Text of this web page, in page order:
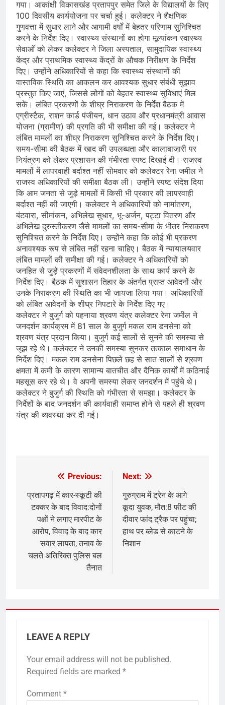
गया। आकांक्षी विकासखंड प्रतापपुर समेत जिले के विद्यालयों के लिए
100 दिवसीय कार्ययोजना पर चर्चा हुई। कलेक्टर ने शैक्षणिक
गुणवत्ता में सुधार लाने और आगामी वर्षों में बेहतर परिणाम सुनिश्चित
करने के निर्देश दिए। स्वास्थ्य संस्थानों का होगा मूल्यांकन स्वास्थ्य
सेवाओं को लेकर कलेक्टर ने जिला अस्पताल, सामुदायिक स्वास्थ्य
केंद्र और प्राथमिक स्वास्थ्य केंद्रों के औचक निरीक्षण के निर्देश
दिए। उन्होंने अधिकारियों से कहा कि स्वास्थ्य संस्थानों की
वास्तविक स्थिति का आकलन कर आवश्यक सुधार संबंधी सुझाव
प्रस्तुत किए जाएं, जिससे लोगों को बेहतर स्वास्थ्य सुविधाएं मिल
सकें। लंबित प्रकरणों के शीघ्र निराकरण के निर्देश बैठक में
एग्रीस्टैक, राशन कार्ड पंजीयन, धान उठाव और प्रधानमंत्री आवास
योजना (ग्रामीण) की प्रगति की भी समीक्षा की गई। कलेक्टर ने
लंबित मामलों का शीघ्र निराकरण सुनिश्चित करने के निर्देश दिए।
समय-सीमा की बैठक में खाद की उपलब्धता और कालाबाजारी पर
नियंत्रण को लेकर प्रशासन की गंभीरता स्पष्ट दिखाई दी। राजस्व
मामलों में लापरवाही बर्दाश्त नहीं सोमवार को कलेक्टर रेना जमील ने
राजस्व अधिकारियों की समीक्षा बैठक ली। उन्होंने स्पष्ट संदेश दिया
कि आम जनता से जुड़े मामलों में किसी भी प्रकार की लापरवाही
बर्दाश्त नहीं की जाएगी। कलेक्टर ने अधिकारियों को नामांतरण,
बंटवारा, सीमांकन, अभिलेख सुधार, भू-अर्जन, पट्टा वितरण और
अभिलेख दुरुस्तीकरण जैसे मामलों का समय-सीमा के भीतर निराकरण
सुनिश्चित करने के निर्देश दिए। उन्होंने कहा कि कोई भी प्रकरण
अनावश्यक रूप से लंबित नहीं रहना चाहिए। बैठक में न्यायालयवार
लंबित मामलों की समीक्षा की गई। कलेक्टर ने अधिकारियों को
जनहित से जुड़े प्रकरणों में संवेदनशीलता के साथ कार्य करने के
निर्देश दिए। बैठक में सुशासन तिहार के अंतर्गत प्राप्त आवेदनों और
उनके निराकरण की स्थिति का भी जायजा लिया गया। अधिकारियों
को लंबित आवेदनों के शीघ्र निपटारे के निर्देश दिए गए।
कलेक्टर ने बुजुर्ग को पहनाया श्रवण यंत्र कलेक्टर रेना जमील ने
जनदर्शन कार्यक्रम में 81 साल के बुजुर्ग मकल राम डनसेना को
श्रवण यंत्र प्रदान किया। बुजुर्ग कई सालों से सुनने की समस्या से
जूझ रहे थे। कलेक्टर ने उनकी समस्या सुनकर तत्काल समाधान के
निर्देश दिए। मकल राम डनसेना पिछले छह से सात सालों से श्रवण
क्षमता में कमी के कारण सामान्य बातचीत और दैनिक कार्यों में कठिनाई
महसूस कर रहे थे। वे अपनी समस्या लेकर जनदर्शन में पहुंचे थे।
कलेक्टर ने बुजुर्ग की स्थिति को गंभीरता से समझा। कलेक्टर के
निर्देशों के बाद जनदर्शन की कार्यवाही समाप्त होने से पहले ही श्रवण
यंत्र की व्यवस्था कर दी गई।
navigation
Previous:
प्रतापगढ़ में कार-स्कूटी की
टक्कर के बाद विवाद:दोनों
पक्षों ने लगाए मारपीट के
आरोप, विवाद के बाद कार
सवार लापता, तनाव के
चलते अतिरिक्त पुलिस बल
तैनात
Next:
गुरुग्राम में ट्रेन के आगे
कूदा युवक, मौत:8 फीट की
दीवार फांद ट्रैक पर पहुंचा;
हाथ पर ब्लेड से काटने के
निशान
LEAVE A REPLY
Your email address will not be published.
Required fields are marked *
Comment *